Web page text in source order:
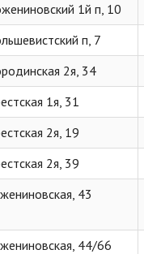
1й п, 10
п, 7
2я, 34
1я, 31
2я, 19
2я, 39
43
44/66